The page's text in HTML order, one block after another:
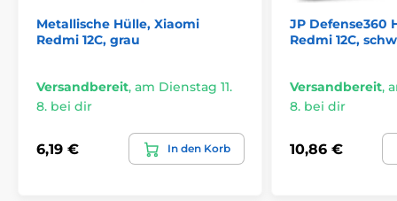
Metallische Hülle, Xiaomi
Redmi 12C, grau
Versandbereit, am Dienstag 11.
8. bei dir
6,19 € In den Korb
JP Defense360
Redmi 12C,
Versandbereit,
8. bei dir
10,86 €